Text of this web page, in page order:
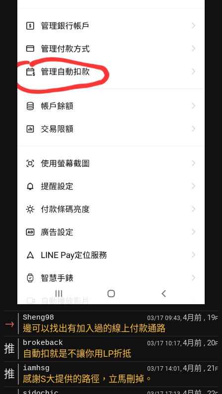
→ Sheng98 03/17 09:43, 4月前 , 19F
邊可以找出有加入過的線上付款通路
推 brokeback 03/17 10:17, 4月前 , 20F
自動扣就是不讓你用LP折抵
推 iamhsg 03/17 14:01, 4月前 , 21 F
感謝S大提供的路徑，立馬刪掉。